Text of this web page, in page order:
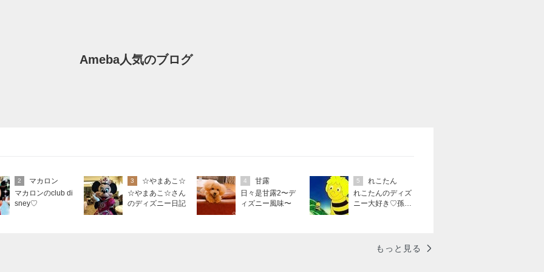
Ameba人気のブログ
2
マカロン
マカロンのclub di
sney♡
3
☆やまあこ☆
☆やまあこ☆さん
のディズニー日記
4
甘露
日々是甘露2〜デ
ィズニー風味〜
5
れこたん
れこたんのディズ
ニー大好き♡孫4
もっと見る